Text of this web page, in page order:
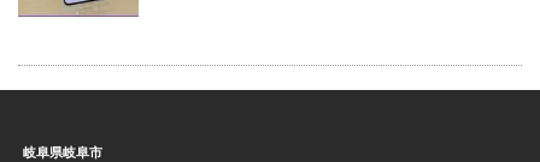
岐阜県岐阜市